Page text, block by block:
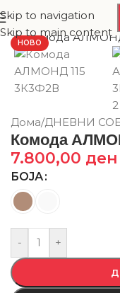
Skip to navigation
Skip to main content
НОВО
Дома/ДНЕВНИ
Комода
7.800,00 ден
БОЈА
- +